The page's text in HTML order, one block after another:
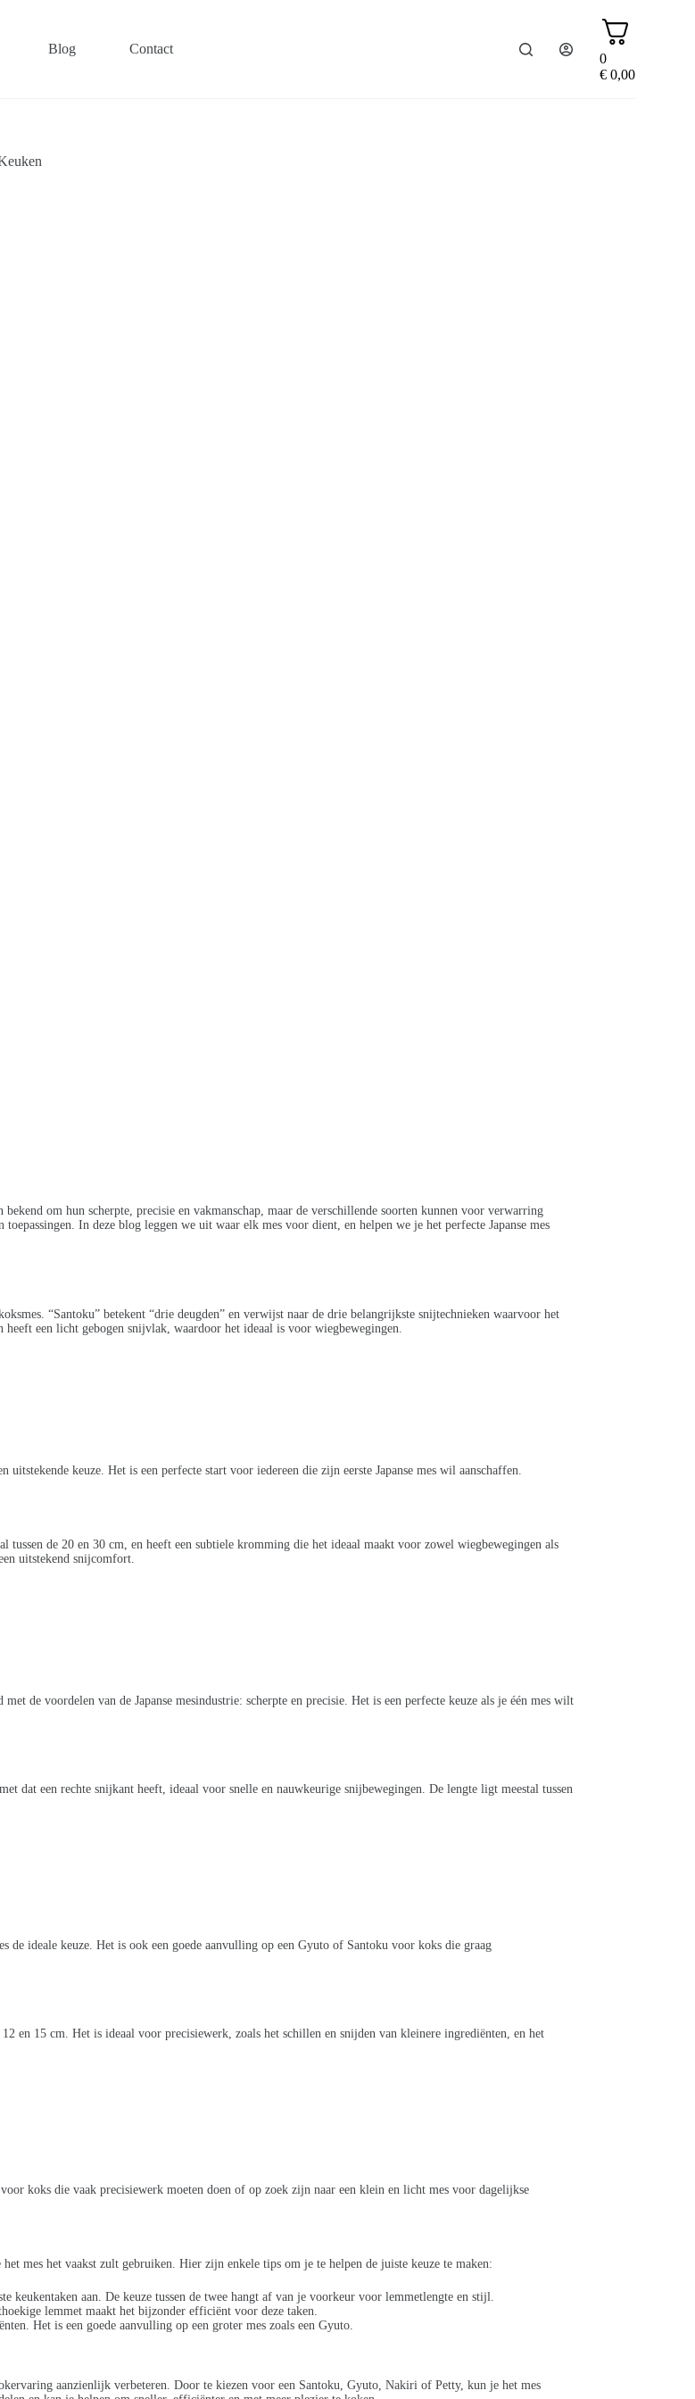
Blog Contact
0
€0,00
om hun scherpte, precisie en vakmanschap, maar de verschillende soorten kunnen voor verwarring
In deze blog leggen we uit waar elk mes voor dient, en helpen we je het perfecte Japanse mes
“Santoku” betekent “drie deugden” en verwijst naar de drie belangrijkste snijtechnieken waarvoor het
een licht gebogen snijvlak, waardoor het ideaal is voor wiegbewegingen.
keuze. Het is een perfecte start voor iedereen die zijn eerste Japanse mes wil aanschaffen.
tussen de 20 en 30 cm, en heeft een subtiele kromming die het ideaal maakt voor zowel wiegbewegingen als
uitstekend snijcomfort.
de voordelen van de Japanse mesindustrie: scherpte en precisie. Het is een perfecte keuze als je één mes wilt
dat een rechte snijkant heeft, ideaal voor snelle en nauwkeurige snijbewegingen. De lengte ligt meestal tussen
ideale keuze. Het is ook een goede aanvulling op een Gyuto of Santoku voor koks die graag
en 15 cm. Het is ideaal voor precisiewerk, zoals het schillen en snijden van kleinere ingrediënten, en het
koks die vaak precisiewerk moeten doen of op zoek zijn naar een klein en licht mes voor dagelijkse
mes het vaakst zult gebruiken. Hier zijn enkele tips om je te helpen de juiste keuze te maken:
keukentaken aan. De keuze tussen de twee hangt af van je voorkeur voor lemmetlengte en stijl.
lemmet maakt het bijzonder efficiënt voor deze taken.
Het is een goede aanvulling op een groter mes zoals een Gyuto.
aanzienlijk verbeteren. Door te kiezen voor een Santoku, Gyuto, Nakiri of Petty, kun je het mes